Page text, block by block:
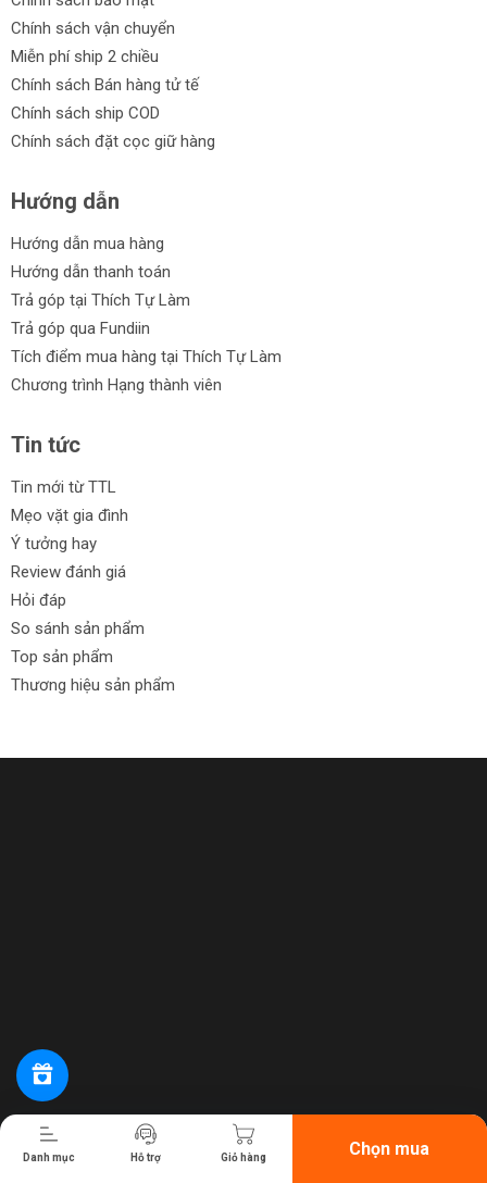
Danh mục Hỗ trợ Giỏ hàng Chọn mua
Chính sách vận chuyển
Miễn phí ship 2 chiều
Chính sách Bán hàng tử tế
Chính sách ship COD
Chính sách đặt cọc giữ hàng
Hướng dẫn
Hướng dẫn mua hàng
Hướng dẫn thanh toán
Trả góp tại Thích Tự Làm
Trả góp qua Fundiin
Tích điểm mua hàng tại Thích Tự Làm
Chương trình Hạng thành viên
Tin tức
Tin mới từ TTL
Mẹo vặt gia đình
Ý tưởng hay
Review đánh giá
Hỏi đáp
So sánh sản phẩm
Top sản phẩm
Thương hiệu sản phẩm
Tiến hành thanh toán